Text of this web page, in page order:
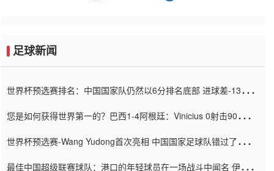
足球新闻
世界杯预选赛排名：中国国家队仍然以6分排名底部 进球差-13令人
您是如何获得世界第一的？巴西1-4阿根廷：Vinicius 0射击90分钟
世界杯预选赛-Wang Yudong首次亮相 中国国家足球队错过了世界
最佳中国超级联赛球队：港口的年轻球员在一场战斗中闻名 伊万放